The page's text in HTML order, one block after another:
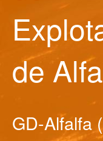
de
GD-Alfalfa